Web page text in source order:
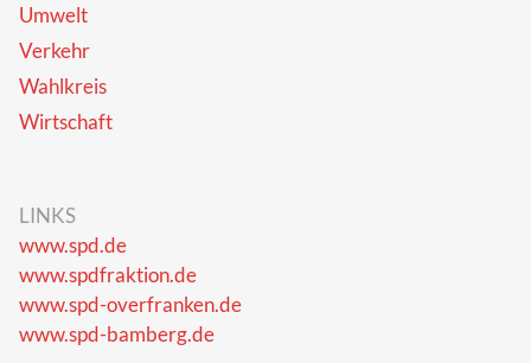
Umwelt
Verkehr
Wahlkreis
Wirtschaft
LINKS
www.spd.de
www.spdfraktion.de
www.spd-overfranken.de
www.spd-bamberg.de